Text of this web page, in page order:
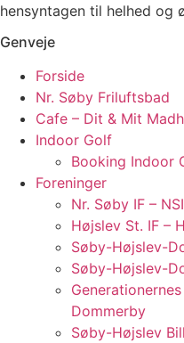
hensyntagen til helhed og
Genveje
Forside
Nr. Søby Friluftsbad
Cafe – Dit & Mit
Indoor Golf
Booking Indoor
Foreninger
Nr. Søby IF –
Højslev St. IF –
Søby-Højslev-
Søby-Højslev-
Dommerby
Søby-Højslev